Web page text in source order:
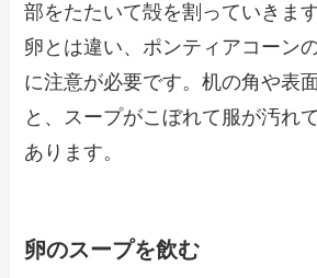
部をたたいて殻を割っていきま
卵とは違い、ポンティアコーン
に注意が必要です。机の角や表
と、スープがこぼれて服が汚れ
あります。
卵のスープを飲む